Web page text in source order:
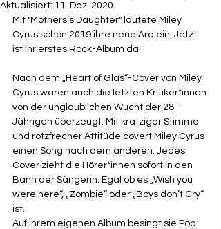
Aktualisiert: 11. Dez. 2020
Mit "Mothers’s Daughter" läutete Miley
Cyrus schon 2019 ihre neue Ära ein. Jetzt
ist ihr erstes Rock-Album da.
Nach dem „Heart of Glas“-Cover von Miley
Cyrus waren auch die letzten Kritiker*innen
von der unglaublichen Wucht der 28-
Jährigen überzeugt. Mit kratziger Stimme
und rotzfrecher Attitüde covert Miley Cyrus
einen Song nach dem anderen. Jedes
Cover zieht die Hörer*innen sofort in den
Bann der Sängerin. Egal ob es „Wish you
were here“, „Zombie“ oder „Boys don’t Cry“
ist.
Auf ihrem eigenen Album besingt sie Pop-